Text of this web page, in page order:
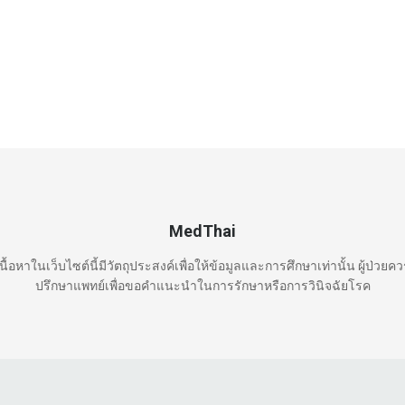
MedThai
อหาในเว็บไซต์นี้มีวัตถุประสงค์เพื่อให้ข้อมูลและการศึกษาเท่านั้น ผู้ป่วยค
ปรึกษาแพทย์เพื่อขอคำแนะนำในการรักษาหรือการวินิจฉัยโรค